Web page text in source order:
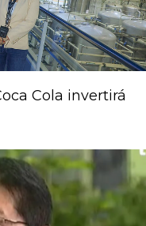
Cola invertirá